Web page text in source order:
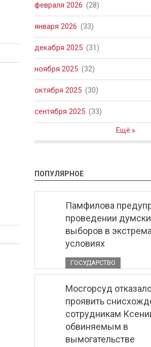
февраля 2026 (28)
января 2026 (33)
декабря 2025 (31)
ноября 2025 (32)
октября 2025 (30)
сентября 2025 (33)
Ещё
ПОПУЛЯРНОЕ
Памфилова
проведении
выборов в
условиях
ГОСУДАРСТВО
Мосгорсуд
проявить
сотрудникам
обвиняемым в
вымогательстве